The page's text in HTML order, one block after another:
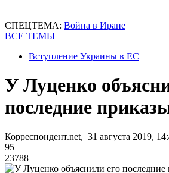
СПЕЦТЕМА: Война в Иране
ВСЕ ТЕМЫ
Вступление Украины в ЕС
У Луценко
последние
Корреспондент.net, 31 августа 2019,
95
23788